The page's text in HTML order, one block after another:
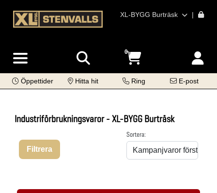
XL-BYGG Burträsk |
0
Öppettider Hitta hit Ring E-post
Industriförbrukningsvaror - XL-BYGG Burträsk
Filtrera
Sortera: